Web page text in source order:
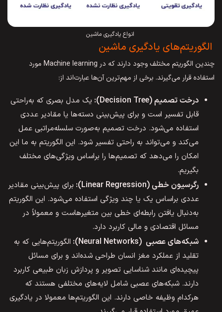
انواع یادگیری ماشین
الگوریتم‌های یادگیری ماشین
چندین الگوریتم مختلف وجود دارند که در Machine learning مورد
استفاده قرار می‌گیرند. برخی از مهم‌ترین آن‌ها عبارت‌اند از:
درخت تصمیم (Decision Tree):
یک مدل بصری که به‌راحتی
قابل تفسیر است و برای پیش‌بینی دسته‌ها یا مقادیر عددی
استفاده می‌شود. درخت تصمیم به‌صورت سلسله‌مراتبی عمل
می‌کند و می‌تواند به راحتی تفسیر شود. این الگوریتم به ما این
امکان را می‌دهد که تصمیم‌ها را براساس ویژگی‌های مختلف
بگیریم.
رگرسیون خطی (Linear Regression):
برای پیش‌بینی مقادیر
عددی براساس یک یا چند ویژگی استفاده می‌شود. این الگوریتم
به‌دنبال یافتن رابطه‌ای خطی بین متغیرهاست و معمولاً در
مسائل اقتصادی و مالی کاربرد دارد.
شبکه‌های عصبی (Neural Networks):
الگوریتم‌هایی که به
تقلید از عملکرد مغز انسان طراحی شده‌اند و برای مسائل
پیچیده‌ای مانند شناسایی تصویر و پردازش زبان طبیعی کاربرد
دارند. شبکه‌های عصبی شامل لایه‌های مختلفی هستند که
هرکدام وظیفه خاصی دارند. این الگوریتم‌ها معمولا در یادگیری